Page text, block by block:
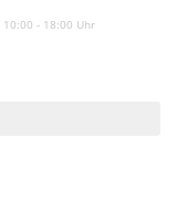
10:00 - 18:00 Uhr